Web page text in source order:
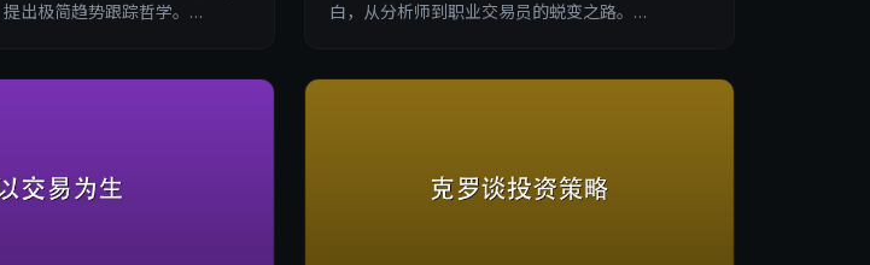
出极简趋势跟踪哲学。
白，从分析师到职业交易员的蜕变之路。